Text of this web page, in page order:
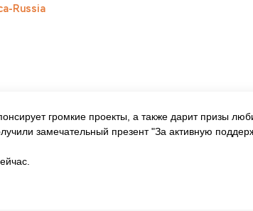
Russia
громкие проекты, а также дарит призы
замечательный презент "За активную